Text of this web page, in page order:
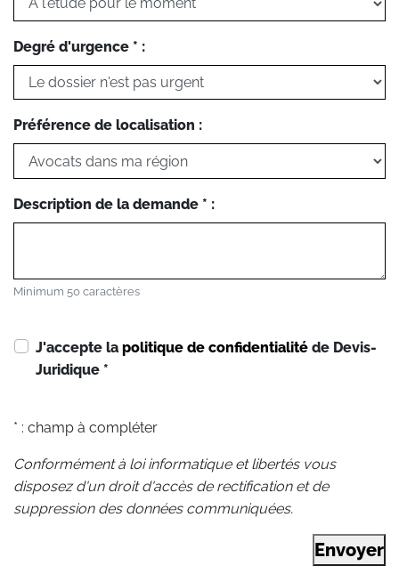
Degré d'urgence * :
Préférence de localisation :
Description de la demande * :
Minimum 50 caractères
J'accepte la politique de confidentialité de Devis-
Juridique *
* : champ à compléter
Conformément à loi informatique et libertés vous
disposez d'un droit d'accès de rectification et de
suppression des données communiquées.
Envoyer